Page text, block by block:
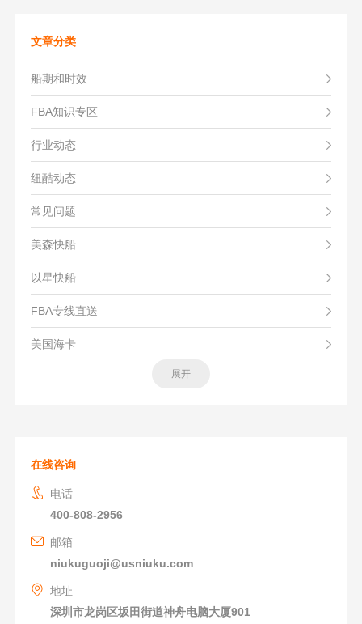
文章分类
船期和时效
FBA知识专区
行业动态
纽酷动态
常见问题
美森快船
以星快船
FBA专线直送
美国海卡
展开
在线咨询
电话
400-808-2956
邮箱
niukuguoji@usniuku.com
地址
深圳市龙岗区坂田街道神舟电脑大厦901